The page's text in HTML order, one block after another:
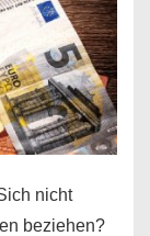
nicht
beziehen?